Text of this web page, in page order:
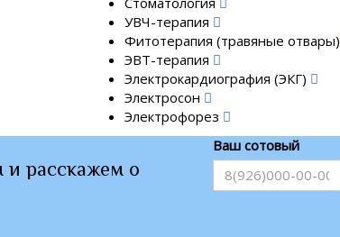
УВЧ-терапия
Фитотерапия (травяные отвары)
ЭВТ-терапия
Электрокардиография (ЭКГ)
Электросон
Электрофорез
расскажем о
Ваш сотовый